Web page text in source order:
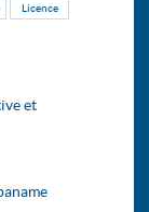
Licence
et